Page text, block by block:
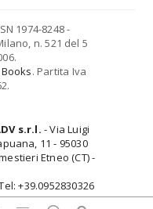
1974-8248 -
n. 521 del 5
. Partita Iva
s.r.l. - Via Luigi
11 - 95030
Etneo (CT) -
+39.0952830326